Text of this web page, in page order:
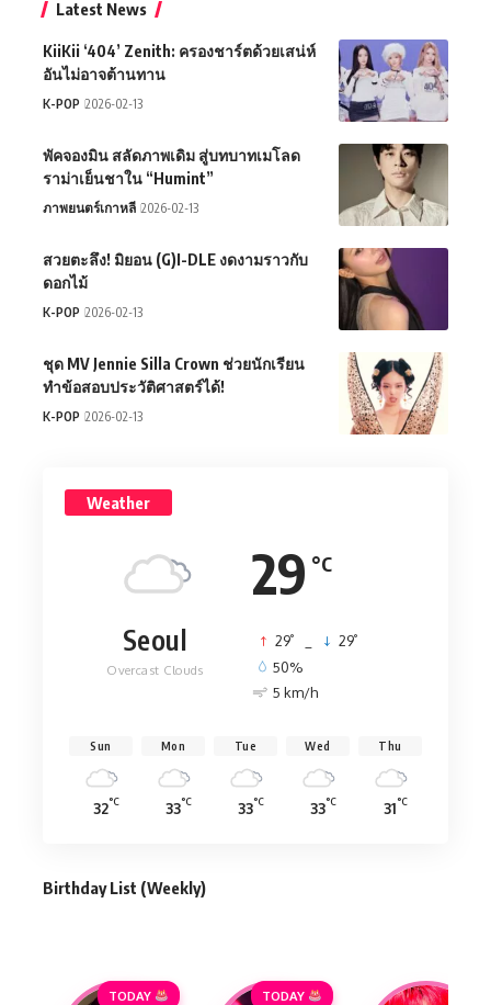
Latest News
KiiKii ‘404’ Zenith: ครองชาร์ตด้วยเสน่ห์
อันไม่อาจต้านทาน
K-POP 2026-02-13
พัคจองมิน สลัดภาพเดิม สู่บทบาทเมโลด
ราม่าเย็นชาใน “Humint”
ภาพยนตร์เกาหลี 2026-02-13
สวยตะลึง! มิยอน (G)I-DLE งดงามราวกับ
ดอกไม้
K-POP 2026-02-13
ชุด MV Jennie Silla Crown ช่วยนักเรียน
ทำข้อสอบประวัติศาสตร์ได้!
K-POP 2026-02-13
Weather
29 °C
Seoul
Overcast Clouds
29° 29°
50%
5 km/h
Sun
32°C
Mon
33°C
Tue
33°C
Wed
33°C
Thu
31°C
Birthday List (Weekly)
TODAY TODAY